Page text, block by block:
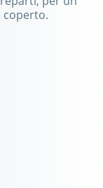
coperto.